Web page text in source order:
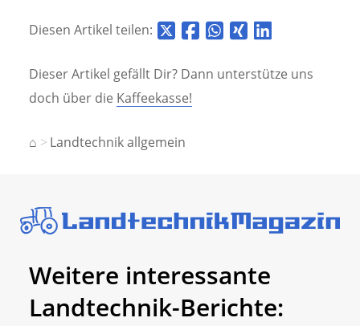
Diesen Artikel teilen:
Dieser Artikel gefällt Dir? Dann unterstütze uns
doch über die Kaffeekasse!
⌂ Landtechnik allgemein
Weitere interessante
Landtechnik-Berichte: